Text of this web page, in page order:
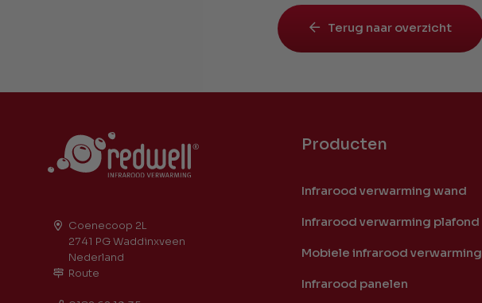
Terug naar overzicht
Coenecoop 2L
2741 PG Waddinxveen
Nederland
Route
Producten
Infrarood verwarming wand
Infrarood verwarming plafond
Mobiele infrarood verwarming
Infrarood panelen